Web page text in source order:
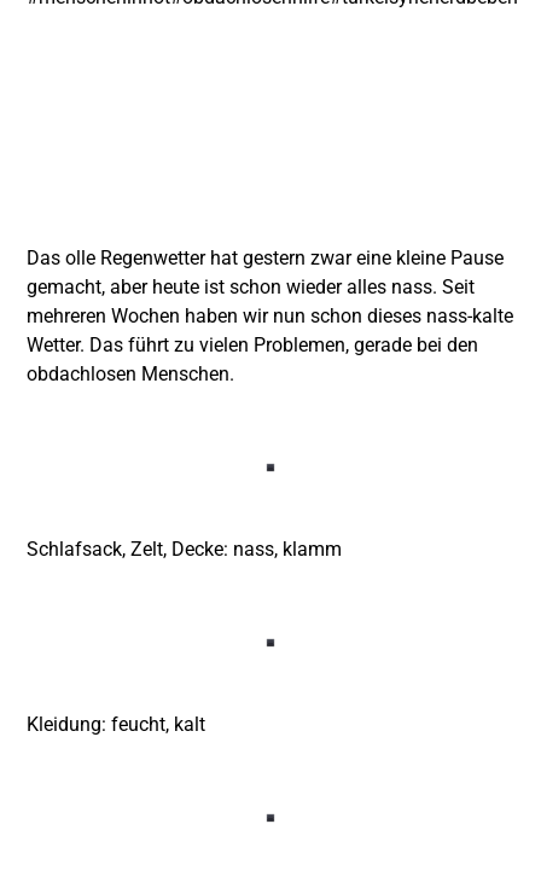
Das olle Regenwetter hat gestern zwar eine kleine Pause
gemacht, aber heute ist schon wieder alles nass. Seit
mehreren Wochen haben wir nun schon dieses nass-kalte
Wetter. Das führt zu vielen Problemen, gerade bei den
obdachlosen Menschen.
Schlafsack, Zelt, Decke: nass, klamm
Kleidung: feucht, kalt